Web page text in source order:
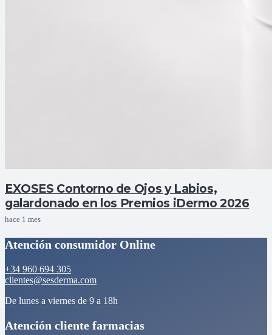
EXOSES Contorno de Ojos y Labios,
galardonado en los Premios iDermo 2026
hace 1 mes
Atención consumidor Online
+34 960 694 305
clientes@sesderma.com
De lunes a viernes de 9 a 18h
Atención cliente farmacias